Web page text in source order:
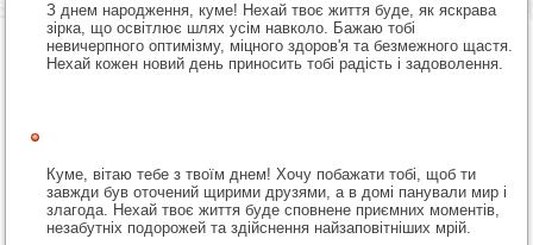
З днем народження, куме! Нехай твоє життя буде, як яскрава
зірка, що освітлює шлях усім навколо. Бажаю тобі
невичерпного оптимізму, міцного здоров'я та безмежного щастя.
Нехай кожен новий день приносить тобі радість і задоволення.
Куме, вітаю тебе з твоїм днем! Хочу побажати тобі, щоб ти
завжди був оточений щирими друзями, а в домі панували мир і
злагода. Нехай твоє життя буде сповнене приємних моментів,
незабутніх подорожей та здійснення найзаповітніших мрій.